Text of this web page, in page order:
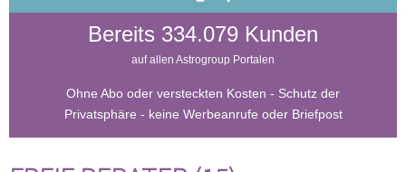
Bereits 334.079 Kunden
auf allen Astrogroup Portalen
Ohne Abo oder versteckten Kosten - Schutz der
Privatsphäre - keine Werbeanrufe oder Briefpost